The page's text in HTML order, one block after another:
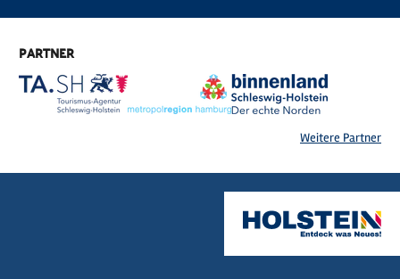
PARTNER
Weitere Partner